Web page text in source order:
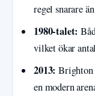
regel snarare
1980-talet:
vilket ökar
2013:
en modern